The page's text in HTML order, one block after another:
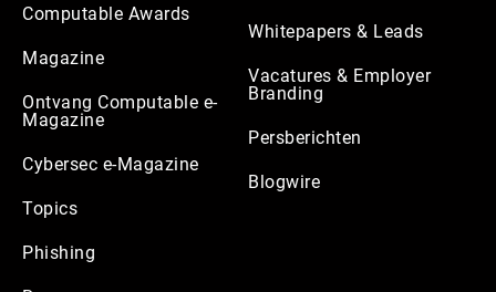
Computable Awards
Magazine
Ontvang Computable e-
Magazine
Cybersec e-Magazine
Topics
Phishing
Whitepapers & Leads
Vacatures & Employer
Branding
Persberichten
Blogwire